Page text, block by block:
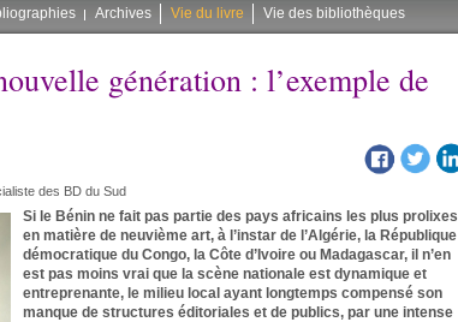
Archives Vie du livre Vie des bibliothèques
génération : l’exemple de
des BD du Sud
Si le Bénin ne fait pas partie des pays africains les plus prolixes
en matière de neuvième art, à l’instar de l’Algérie, la République
démocratique du Congo, la Côte d’Ivoire ou Madagascar, il n’en
est pas moins vrai que la scène nationale est dynamique et
entreprenante, le milieu local ayant longtemps compensé son
manque de structures éditoriales et de publics, par une intense